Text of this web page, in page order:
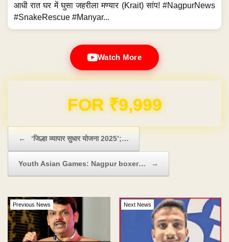
आधी रात घर में घुसा जहरीला मण्यार (Krait) सांप! #NagpurNews
#SnakeRescue #Manyar...
Watch More
Domain & Hosting FREE for 1 Year
← ‘जिल्हा व्यापार सुधार योजना 2025’;…
Youth Asian Games: Nagpur boxer… →
Previous News Next News